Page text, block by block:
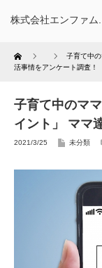
株式会社エンファム
Home
子育て中
活事情をアンケート調査！
子育て中のマ
イント」 ママ
2021/3/25 未分類